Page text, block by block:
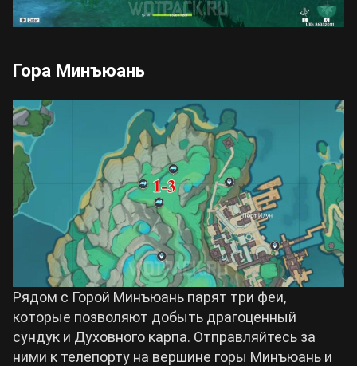
Гора Минъюань
Рядом с Горой Минъюань парят три феи,
которые позволяют добыть драгоценный
сундук и Духовного карпа. Отправляйтесь за
ними к телепорту на вершине горы Минъюань и